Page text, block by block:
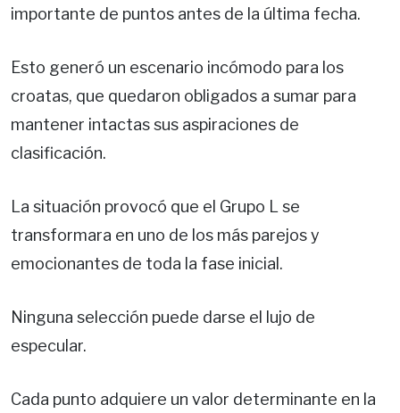
importante de puntos antes de la última fecha.
Esto generó un escenario incómodo para los
croatas, que quedaron obligados a sumar para
mantener intactas sus aspiraciones de
clasificación.
La situación provocó que el Grupo L se
transformara en uno de los más parejos y
emocionantes de toda la fase inicial.
Ninguna selección puede darse el lujo de
especular.
Cada punto adquiere un valor determinante en la